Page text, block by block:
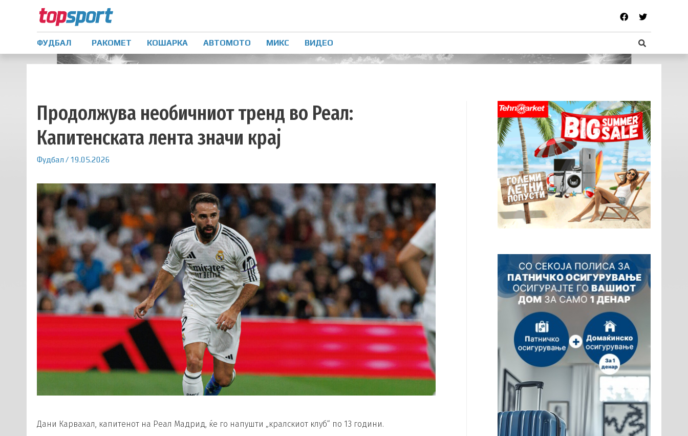
ФУДБАЛ РАКОМЕТ КОШАРКА АВТОМОТО МИКС ВИДЕО
Продолжува необичниот тренд во Реал:
Капитенската лента значи крај
Фудбал / 19.05.2026
Дани Карвахал, капитенот на Реал Мадрид, ќе го напушти „кралскиот клуб“ по 13 години.